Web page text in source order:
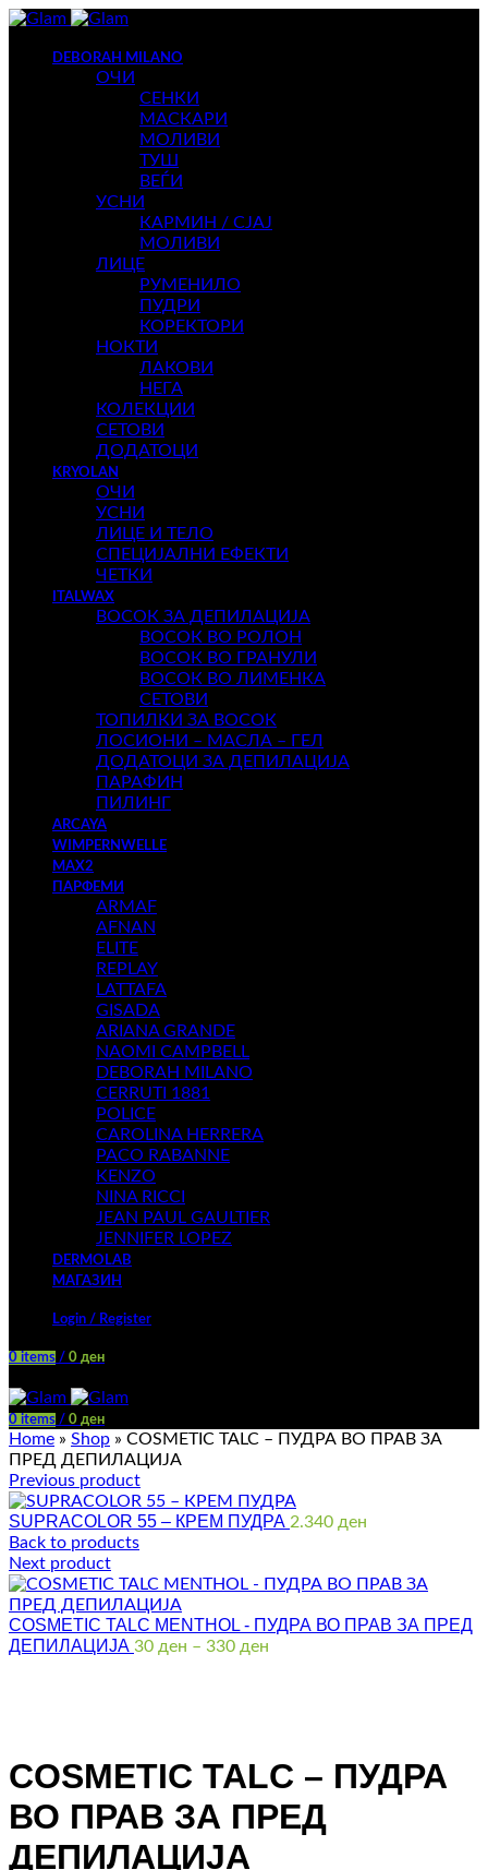
DEBORAH MILANO
ОЧИ
СЕНКИ
МАСКАРИ
МОЛИВИ
ТУШ
ВЕЃИ
УСНИ
КАРМИН / СЈАЈ
МОЛИВИ
ЛИЦЕ
РУМЕНИЛО
ПУДРИ
КОРЕКТОРИ
НОКТИ
ЛАКОВИ
НЕГА
КОЛЕКЦИИ
СЕТОВИ
ДОДАТОЦИ
KRYOLAN
ОЧИ
УСНИ
ЛИЦЕ И ТЕЛО
СПЕЦИЈАЛНИ ЕФЕКТИ
ЧЕТКИ
ITALWAX
ВОСОК ЗА ДЕПИЛАЦИЈА
ВОСОК ВО РОЛОН
ВОСОК ВО ГРАНУЛИ
ВОСОК ВО ЛИМЕНКА
СЕТОВИ
ТОПИЛКИ ЗА ВОСОК
ЛОСИОНИ – МАСЛА – ГЕЛ
ДОДАТОЦИ ЗА ДЕПИЛАЦИЈА
ПАРАФИН
ПИЛИНГ
ARCAYA
WIMPERNWELLE
MAX2
ПАРФЕМИ
ARMAF
AFNAN
ELITE
REPLAY
LATTAFA
GISADA
ARIANA GRANDE
NAOMI CAMPBELL
DEBORAH MILANO
CERRUTI 1881
POLICE
CAROLINA HERRERA
PACO RABANNE
KENZO
NINA RICCI
JEAN PAUL GAULTIER
JENNIFER LOPEZ
DERMOLAB
МАГАЗИН
Login / Register
0 items / 0 ден
0 items / 0 ден
Home » Shop » COSMETIC TALC – ПУДРА ВО ПРАВ ЗА
ПРЕД ДЕПИЛАЦИЈА
Previous product
SUPRACOLOR 55 – КРЕМ ПУДРА 2.340 ден
Back to products
Next product
COSMETIC TALC MENTHOL - ПУДРА ВО ПРАВ ЗА ПРЕД
ДЕПИЛАЦИЈА 30 ден – 330 ден
COSMETIC TALC – ПУДРА
ВО ПРАВ ЗА ПРЕД
ДЕПИЛАЦИЈА